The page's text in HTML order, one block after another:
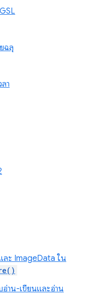
ฉลุ
า
ละ ImageData ใน
าน-เขียนและอ่าน